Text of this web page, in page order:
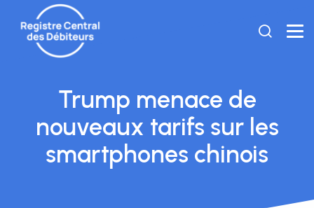
Trump menace de
nouveaux tarifs sur les
smartphones chinois